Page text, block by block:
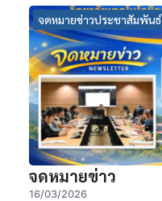
จดหมายข่าวประชาสัมพันธ์
จดหมายข่าว
16/03/2026